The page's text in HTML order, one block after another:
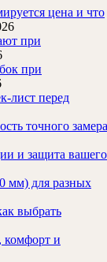
цена и что
при
при
лист перед
точного замера
и защита вашего
мм) для разных
выбрать
комфорт и